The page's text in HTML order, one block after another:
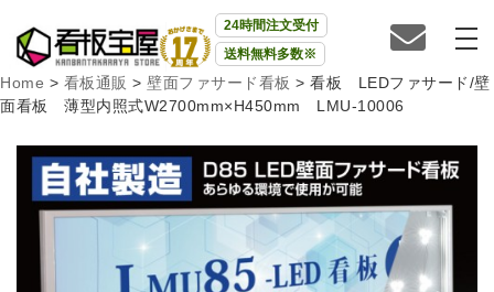
24時間注文受付
送料無料多数※
Home > 看板通販 > 壁面ファサード看板 > 看板 LEDファサード/壁
面看板 薄型内照式W2700mm×H450mm LMU-10006